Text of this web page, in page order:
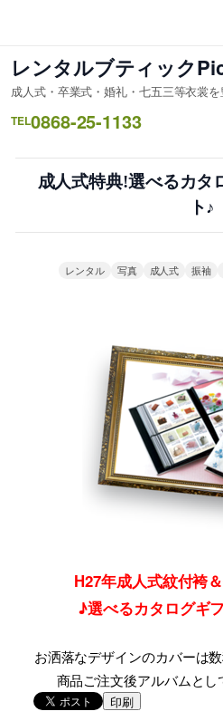
を
ス
キ
ッ
レンタルブティック
成人式・卒業式・婚礼・七五三等衣裳を
TEL0868-25-1133
成人式特典!選べるカタ
ト♪
レンタル 写真 成人式 振袖
H27年成人式紋付袴
♪選べるカタログギ
お洒落なデザインのカバーは
商品ご注文後アルバムと
印刷